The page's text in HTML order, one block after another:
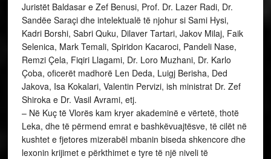
Juristët Baldasar e Zef Benusi, Prof. Dr. Lazer Radi, Dr.
Sandëe Saraçi dhe intelektualë të njohur si Sami Hysi,
Kadri Borshi, Sabri Quku, Dilaver Tartari, Jakov Milaj, Faik
Selenica, Mark Temali, Spiridon Kacaroci, Pandeli Nase,
Remzi Çela, Fiqiri Llagami, Dr. Loro Muzhani, Dr. Karlo
Çoba, oficerët madhorë Len Deda, Luigj Berisha, Ded
Jakova, Isa Kokalari, Valentin Pervizi, ish ministrat Dr. Zef
Shiroka e Dr. Vasil Avrami, etj.
– Në Kuç të Vlorës kam kryer akademinë e vërtetë, thotë
Leka, dhe të përmend emrat e bashkëvuajtësve, të cilët në
kushtet e fjetores mizerabël mbanin biseda shkencore dhe
lexonin krijimet e përkthimet e tyre të një niveli të